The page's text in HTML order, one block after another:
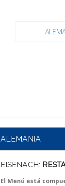
ALEMANIA
EISENACH:
El Menú está